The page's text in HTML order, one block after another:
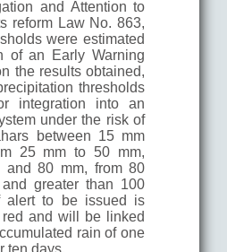
and Attention to
reform Law No. 863,
were estimated
of an Early Warning
the results obtained,
thresholds
integration into an
under the risk of
between 15 mm
25 mm to 50 mm,
and 80 mm, from 80
greater than 100
alert to be issued is
and will be linked
rain of one
ten days.